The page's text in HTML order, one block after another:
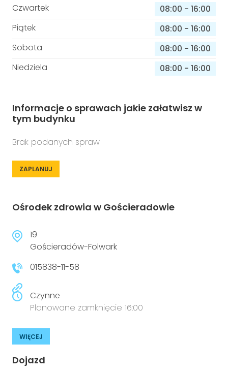
Czwartek
08:00 - 16:00
Piątek
08:00 - 16:00
Sobota
08:00 - 16:00
Niedziela
08:00 - 16:00
Informacje o sprawach jakie załatwisz w
tym budynku
Brak podanych spraw
ZAPLANUJ
Ośrodek zdrowia w Gościeradowie
19
Gościeradów-Folwark
015838-11-58
Czynne
Planowane zamknięcie 16:00
WIĘCEJ
Dojazd